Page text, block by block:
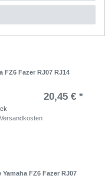
FZ6 Fazer RJ07 RJ14
20,45 € *
Versandkosten
FZ6 Fazer RJ07